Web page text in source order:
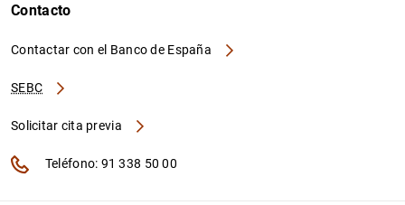
Contacto
Contactar con el Banco de España
SEBC
Solicitar cita previa
Teléfono: 91 338 50 00